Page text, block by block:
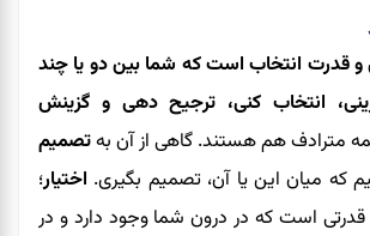
و قدرت انتخاب است که شما بین دو یا چند
انتخاب کنی، ترجیح دهی و گزینش
مترادف هم هستند. گاهی از آن بهتصمیم
که میان این يا آن، تصمیم بگیری. اختیار؛
و قدرتی است که در درون شما وجود دارد و در